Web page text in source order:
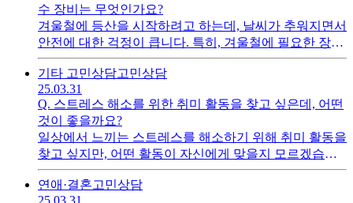
수 장비는 무엇인가요?
겨울철에 등산을 시작하려고 하는데, 날씨가 추워지면서
안전에 대한 걱정이 큽니다. 특히, 겨울철에 필요한 장비
가 어떤 것인지 잘 모르겠고, 방한복이나 아이젠 같은 필
수 장비 외에 추가로 챙겨야 할 것이 있는지 궁금합니다.
또한, 초보자가 겨울철 등산 시 주의해야 할 점이나, 안전
하게 산행을 즐기기 위한 팁이 있다면 꼭 알고 싶습니다.
기타 고민상담고민상담
25.03.31
Q. 스트레스 해소를 위한 취미 활동을 찾고 싶은데, 어떤
것이 좋을까요?
일상에서 느끼는 스트레스를 해소하기 위해 취미 활동을
찾고 싶지만, 어떤 활동이 자신에게 맞을지 모르겠습니
다. 다양한 취미 중에서 스트레스 해소에 효과적인 활동
이 무엇인지 추천받고 싶습니다.
연애·결혼고민상담
25.03.31